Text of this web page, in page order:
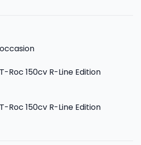
Roc 150cv R-Line Edition
Roc 150cv R-Line Edition